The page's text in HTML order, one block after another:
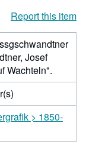
Report this item
Josef
Wachteln".
> 1850-